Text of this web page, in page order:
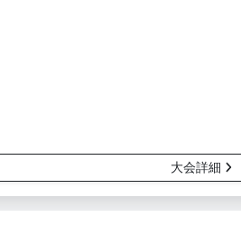
大会詳細